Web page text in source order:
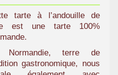
tarte à l’andouille de
est une tarte 100%
Normandie, terre de
gastronomique, nous